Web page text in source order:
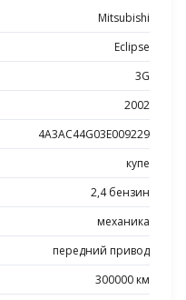
Mitsubishi
Eclipse
3G
2002
4A3AC44G03E009229
купе
2,4 бензин
механика
передний привод
300000 км